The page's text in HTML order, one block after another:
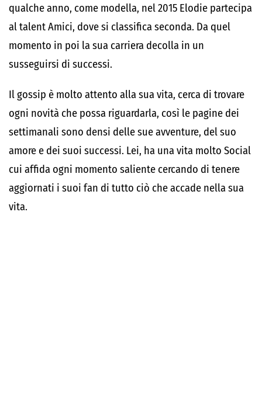
qualche anno, come modella, nel 2015 Elodie partecipa
al talent Amici, dove si classifica seconda. Da quel
momento in poi la sua carriera decolla in un
susseguirsi di successi.
Il gossip è molto attento alla sua vita, cerca di trovare
ogni novità che possa riguardarla, così le pagine dei
settimanali sono densi delle sue avventure, del suo
amore e dei suoi successi. Lei, ha una vita molto Social
cui affida ogni momento saliente cercando di tenere
aggiornati i suoi fan di tutto ciò che accade nella sua
vita.